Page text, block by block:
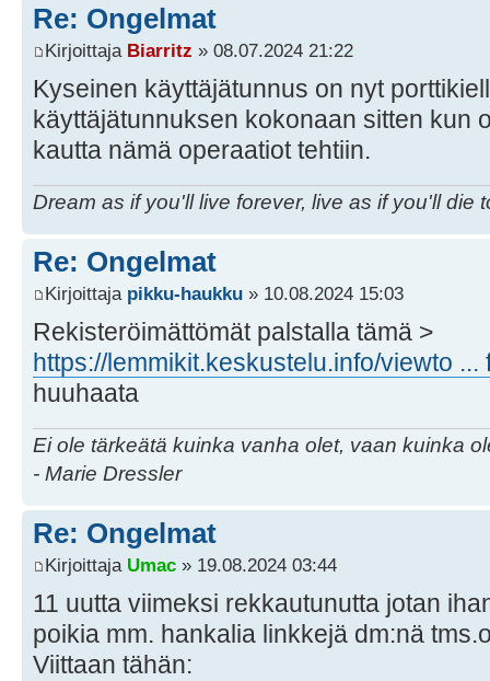
Re: Ongelmat
Kirjoittaja Biarritz » 08.07.2024 21:22
Kyseinen käyttäjätunnus on nyt
käyttäjätunnuksen kokonaan sitten kun
kautta nämä operaatiot tehtiin.
Dream as if you'll live forever, live as if you'll die
Re: Ongelmat
Kirjoittaja pikku-haukku » 10.08.2024 15:03
Rekisteröimättömät palstalla tämä >
https://lemmikit.keskustelu.info/viewto ...
huuhaata
Ei ole tärkeätä kuinka vanha olet, vaan kuinka
- Marie Dressler
Re: Ongelmat
Kirjoittaja Umac » 19.08.2024 03:44
11 uutta viimeksi rekkautunutta jotan
poikia mm. hankalia linkkejä dm:nä
Viittaan tähän: